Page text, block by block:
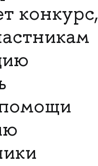
конкурс,